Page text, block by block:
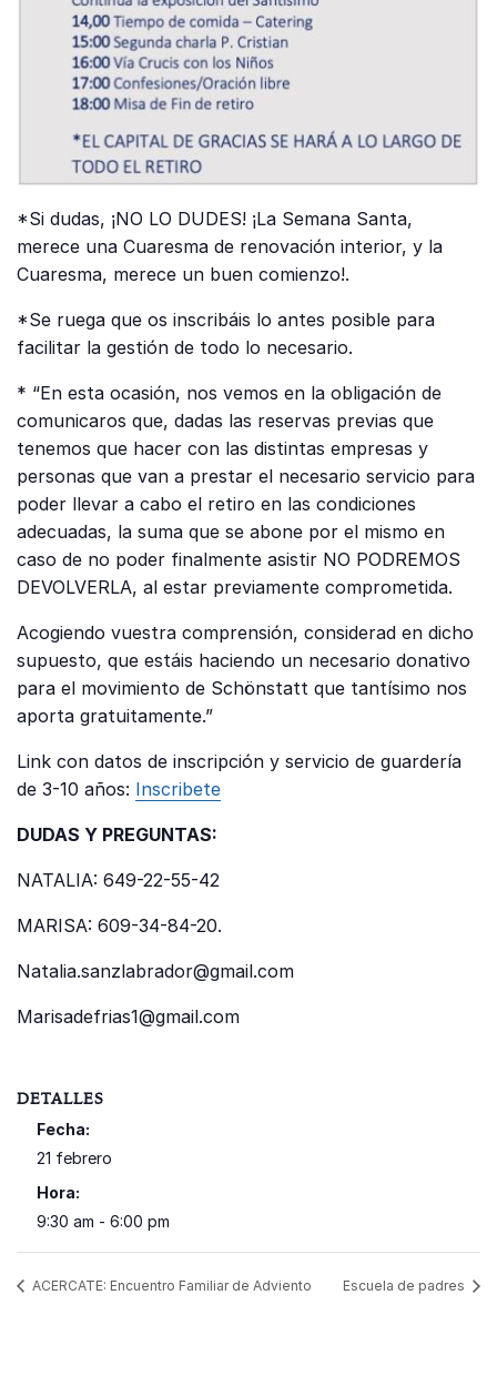
*Si dudas, ¡NO LO DUDES! ¡La Semana Santa,
merece una Cuaresma de renovación interior, y la
Cuaresma, merece un buen comienzo!.
*Se ruega que os inscribáis lo antes posible para
facilitar la gestión de todo lo necesario.
* “En esta ocasión, nos vemos en la obligación de
comunicaros que, dadas las reservas previas que
tenemos que hacer con las distintas empresas y
personas que van a prestar el necesario servicio para
poder llevar a cabo el retiro en las condiciones
adecuadas, la suma que se abone por el mismo en
caso de no poder finalmente asistir NO PODREMOS
DEVOLVERLA, al estar previamente comprometida.
Acogiendo vuestra comprensión, considerad en dicho
supuesto, que estáis haciendo un necesario donativo
para el movimiento de Schönstatt que tantísimo nos
aporta gratuitamente.”
Link con datos de inscripción y servicio de guardería
de 3-10 años: Inscribete
DUDAS Y PREGUNTAS:
NATALIA: 649-22-55-42
MARISA: 609-34-84-20.
Natalia.sanzlabrador@gmail.com
Marisadefrias1@gmail.com
DETALLES
Fecha:
21 febrero
Hora:
9:30 am - 6:00 pm
ACERCATE: Encuentro Familiar de Adviento Escuela de padres